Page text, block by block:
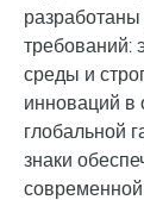
требований:
среды и
инноваций в
глобальной
знаки